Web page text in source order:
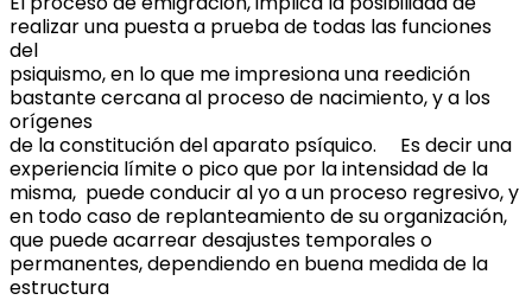
realizar una puesta a prueba de todas las funciones
del
psiquismo, en lo que me impresiona una reedición
bastante cercana al proceso de nacimiento, y a los
orígenes
de la constitución del aparato psíquico. Es decir una
experiencia límite o pico que por la intensidad de la
misma, puede conducir al yo a un proceso regresivo, y
en todo caso de replanteamiento de su organización,
que puede acarrear desajustes temporales o
permanentes, dependiendo en buena medida de la
estructura